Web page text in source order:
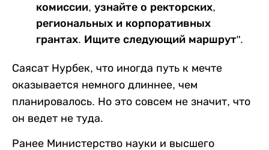
комиссии, узнайте о ректорских,
региональных и корпоративных
грантах. Ищите следующий маршрут".
Саясат Нурбек, что иногда путь к мечте
оказывается немного длиннее, чем
планировалось. Но это совсем не значит, что
он ведет не туда.
Ранее Министерство науки и высшего